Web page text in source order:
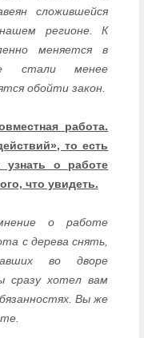
сложившейся
регионе. К
меняется в
стали менее
обойти закон.
работа.
то есть
о работе
что увидеть.
о работе
с дерева снять,
во дворе
сразу хотел вам
Вы же